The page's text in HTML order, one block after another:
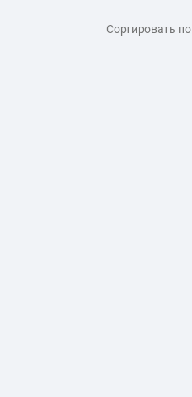
Сортировать по